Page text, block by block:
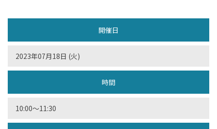
開催日
2023年07月18日 (火)
時間
10:00〜11:30